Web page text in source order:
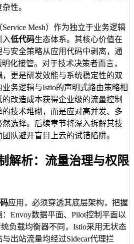
性。
Mesh）作为独立于业务逻辑
入低代码生态体系。其核心价值在
安全策略从应用代码中剥离，通
化接管。对于技术决策者而言，
更是研发效能与系统稳定性的双
业务逻辑与Istio的声明式路由策略相
改造成本获得企业级的流量控制
技术堆砌，而是应对高并发、多
选择。后续章节将深入拆解其技
队避开盲目上云的试错陷阱。
解析：流量治理与权限
应用，必须穿透其底层架构，把握
Envoy数据平面、Pilot控制平面以
负载均衡器不同，Istio采用无状态
出站流量均经过Sidecar代理拦